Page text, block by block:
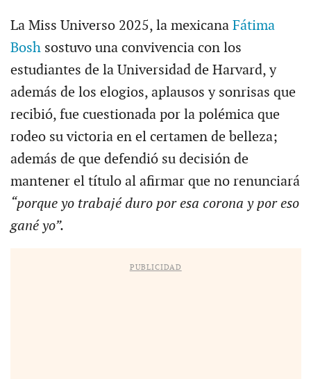
La Miss Universo 2025, la mexicana Fátima
Boshsostuvo una convivencia con los
estudiantes de la Universidad de Harvard, y
además de los elogios, aplausos y sonrisas que
recibió, fue cuestionada por la polémica que
rodeo su victoria en el certamen de belleza;
además de que defendió su decisión de
mantener el título al afirmar que no renunciará
“porque yo trabajé duro por esa corona y por eso
gané yo”.
PUBLICIDAD